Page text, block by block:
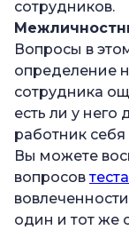
сотрудников.
Вопросы в
определение
сотрудника
есть ли у него
работник
Вы можете
вопросов
один и тот же